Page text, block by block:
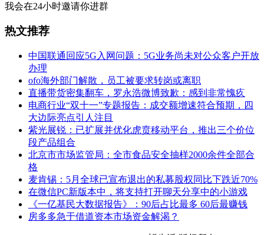
我会在24小时邀请你进群
热文推荐
中国联通回应5G入网问题：5G业务尚未对公众客户开放
办理
ofo海外部门解散，员工被要求转岗或离职
直播带货密集翻车，罗永浩微博致歉：感到非常愧疚
电商行业“双十一”专题报告：成交额增速符合预期，四
大边际亮点引人注目
紫光展锐：已扩展并优化虎贲移动平台，推出三个价位
段产品组合
北京市市场监管局：全市食品安全抽样2000余件全部合
格
麦肯锡：5月全球已宣布退出的私募股权同比下跌近70%
在微信PC新版本中，将支持打开聊天分享中的小游戏
《一亿基民大数据报告》：90后占比最多 60后最赚钱
房多多急于借道资本市场资金解渴？